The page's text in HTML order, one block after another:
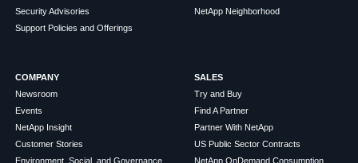
Security Advisories
Support Policies and Offerings
NetApp Neighborhood
COMPANY
Newsroom
Events
NetApp Insight
Customer Stories
Environment, Social, and Governance
SALES
Try and Buy
Find A Partner
Partner With NetApp
US Public Sector Contracts
NetApp OnDemand Consumption